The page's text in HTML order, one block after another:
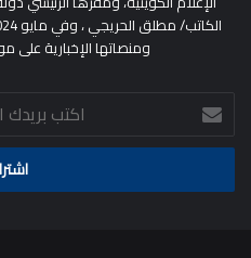
ومنصاتها الإخبارية على
اكتب
بريدك
الالكتروني